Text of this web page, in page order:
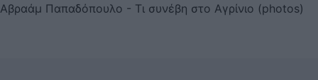
Αβραάμ Παπαδόπουλο - Τι συνέβη στο Αγρίνιο (photos)